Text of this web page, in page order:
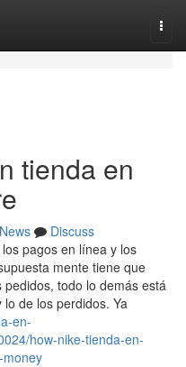
tienda en
News
Discuss
pagos en línea y los
mente tiene que
todo lo demás está
de los perdidos. Ya
en-
how-nike-tienda-en-